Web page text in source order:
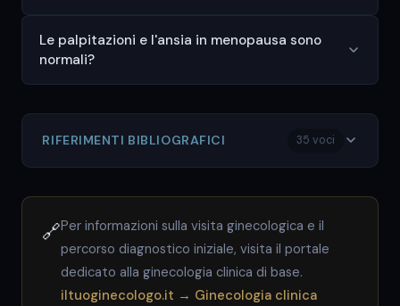
Le palpitazioni e l'ansia in menopausa sono
normali?
RIFERIMENTI BIBLIOGRAFICI 35 voci
🔗Per informazioni sulla visita ginecologica e il
percorso diagnostico iniziale, visita il portale
dedicato alla ginecologia clinica di base.
iltuoginecologo.it → Ginecologia clinica